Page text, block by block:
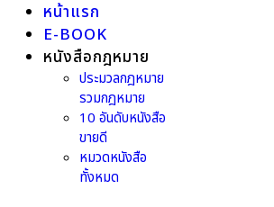
หน้าแรก
E-BOOK
หนังสือกฎหมาย
ประมวลกฎหมาย
รวมกฎหมาย
10 อันดับหนังสือ
ขายดี
หมวดหนังสือ
ทั้งหมด